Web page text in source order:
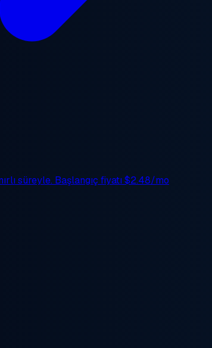
süreyle. Başlangıç fiyatı $2.48/mo